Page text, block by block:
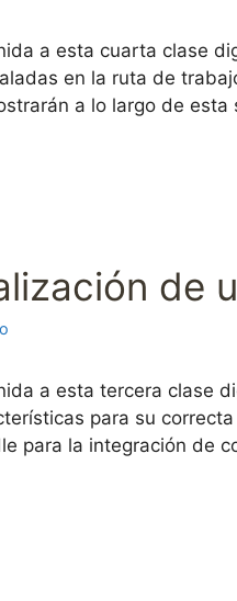
a esta cuarta clase
en la ruta de
a lo largo de esta
de
a esta tercera clase
para su
para la integración de